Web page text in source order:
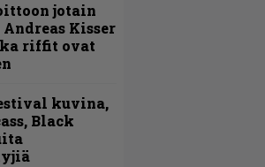
jotain
Andreas Kisser
riffit ovat
kuvina,
Black